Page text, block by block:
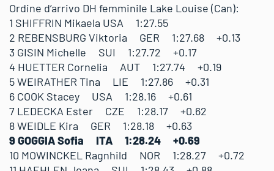
Ordine d’arrivo DH femminile Lake Louise (Can):
1 SHIFFRIN Mikaela USA 1:27.55
2 REBENSBURG Viktoria GER 1:27.68 +0.13
3 GISIN Michelle SUI 1:27.72 +0.17
4 HUETTER Cornelia AUT 1:27.74 +0.19
5 WEIRATHER Tina LIE 1:27.86 +0.31
6 COOK Stacey USA 1:28.16 +0.61
7 LEDECKA Ester CZE 1:28.17 +0.62
8 WEIDLE Kira GER 1:28.18 +0.63
9 GOGGIA Sofia ITA 1:28.24 +0.69
10 MOWINCKEL Ragnhild NOR 1:28.27 +0.72